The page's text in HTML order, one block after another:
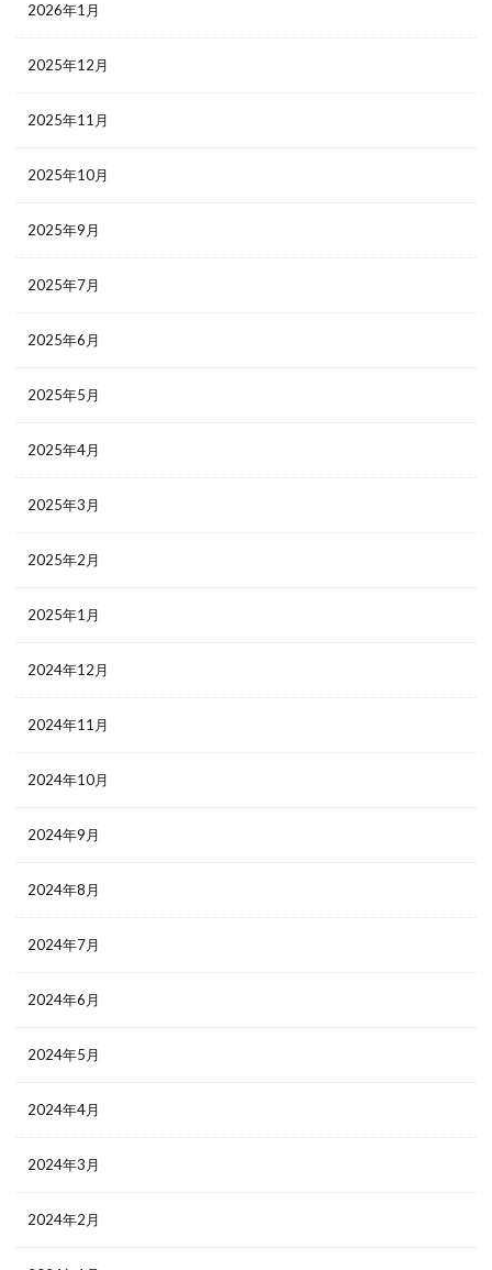
2026年1月
2025年12月
2025年11月
2025年10月
2025年9月
2025年7月
2025年6月
2025年5月
2025年4月
2025年3月
2025年2月
2025年1月
2024年12月
2024年11月
2024年10月
2024年9月
2024年8月
2024年7月
2024年6月
2024年5月
2024年4月
2024年3月
2024年2月